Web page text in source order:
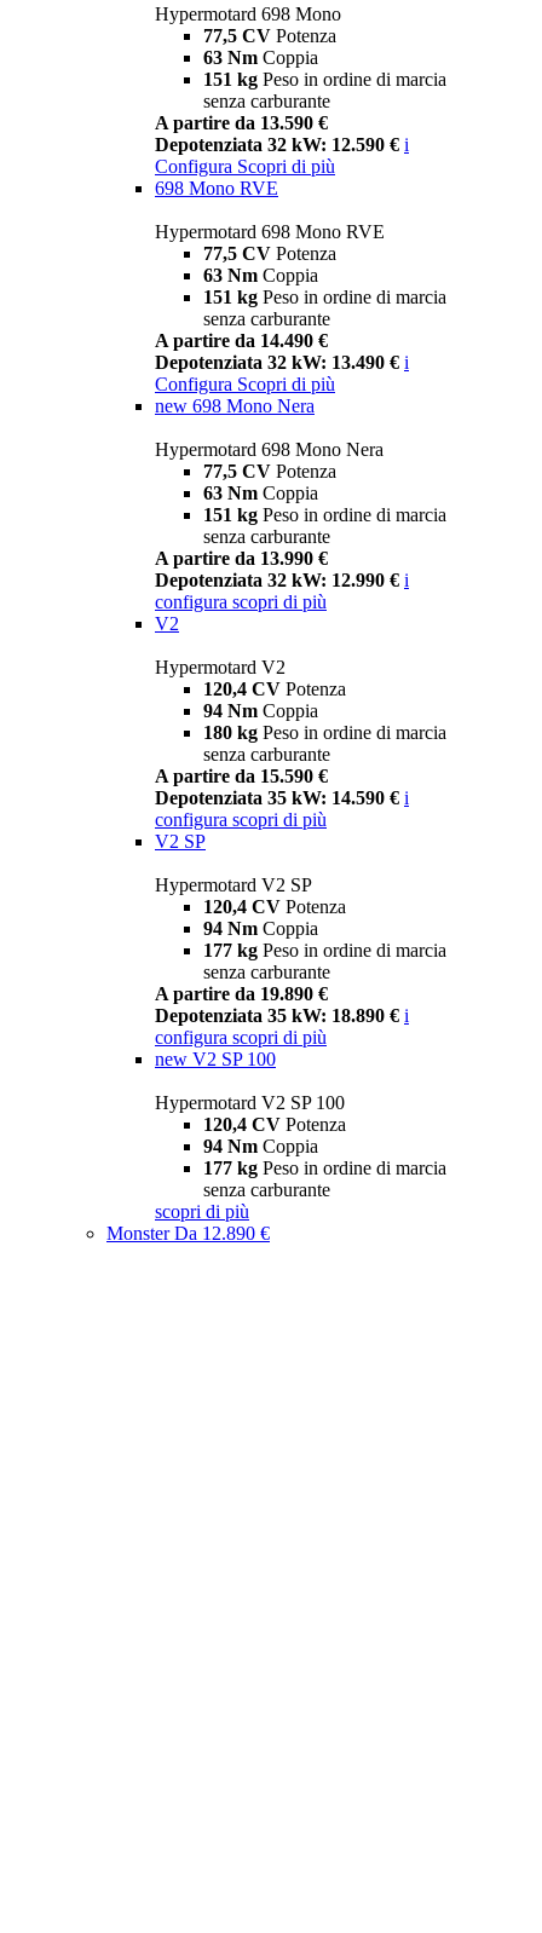
Hypermotard 698 Mono
77,5 CV Potenza
63 Nm Coppia
151 kg Peso in ordine di marcia
senza carburante
A partire da 13.590 €
Depotenziata 32 kW: 12.590 € i
Configura Scopri di più
698 Mono RVE
Hypermotard 698 Mono RVE
77,5 CV Potenza
63 Nm Coppia
151 kg Peso in ordine di marcia
senza carburante
A partire da 14.490 €
Depotenziata 32 kW: 13.490 € i
Configura Scopri di più
new 698 Mono Nera
Hypermotard 698 Mono Nera
77,5 CV Potenza
63 Nm Coppia
151 kg Peso in ordine di marcia
senza carburante
A partire da 13.990 €
Depotenziata 32 kW: 12.990 € i
configura scopri di più
V2
Hypermotard V2
120,4 CV Potenza
94 Nm Coppia
180 kg Peso in ordine di marcia
senza carburante
A partire da 15.590 €
Depotenziata 35 kW: 14.590 € i
configura scopri di più
V2 SP
Hypermotard V2 SP
120,4 CV Potenza
94 Nm Coppia
177 kg Peso in ordine di marcia
senza carburante
A partire da 19.890 €
Depotenziata 35 kW: 18.890 € i
configura scopri di più
new V2 SP 100
Hypermotard V2 SP 100
120,4 CV Potenza
94 Nm Coppia
177 kg Peso in ordine di marcia
senza carburante
scopri di più
MonsterDa 12.890 €